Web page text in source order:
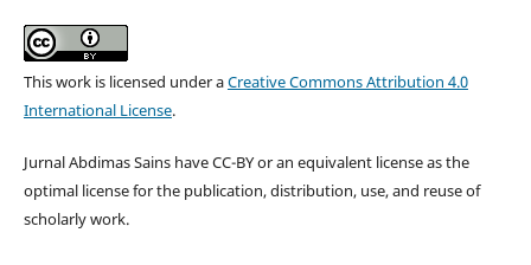
This work is licensed under aCreative Commons Attribution 4.0
International License.
Jurnal Abdimas Sains have CC-BY or an equivalent license as the
optimal license for the publication, distribution, use, and reuse of
scholarly work.